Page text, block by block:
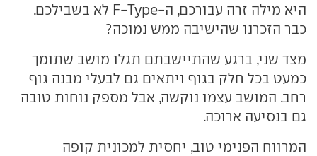
היא מילה זרה עבורכם, ה-F-Type לא בשבילכם.
כבר הזכרנו שהישיבה ממש נמוכה?
מצד שני, ברגע שהתיישבתם תגלו מושב שתומך
כמעט בכל חלק בגוף ויתאים גם לבעלי מבנה גוף
רחב. המושב עצמו נוקשה, אבל מספק נוחות טובה
גם בנסיעה ארוכה.
המרווח הפנימי טוב, יחסית למכונית קופה